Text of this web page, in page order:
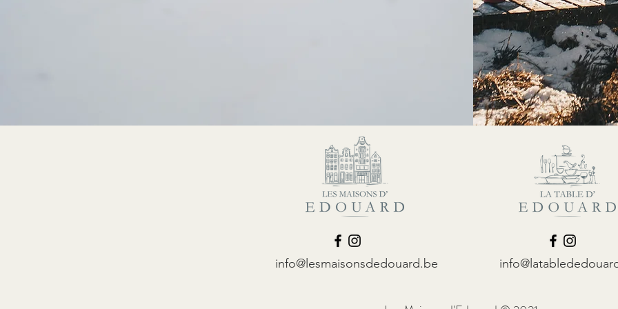
info@lesmaisonsdedouard.be